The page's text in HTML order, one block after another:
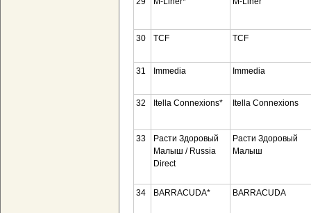
30 TCF TCF
31 Immedia Immedia
32 Itella Connexions* Itella Connexions
33
Расти Здоровый
Малыш / Russia
Direct
Расти Здоровый
Малыш
34 BARRACUDA* BARRACUDA